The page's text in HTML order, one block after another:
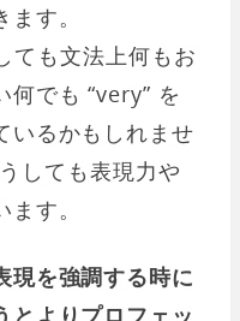
す。
ても文法上何もお
何でも “very” を
いるかもしれませ
しても表現力や
す。
現を強調する時に
とよりプロフェッ